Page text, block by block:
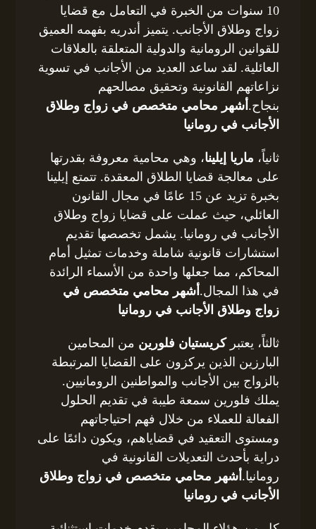
10 سنوات من الخبرة في التعامل مع قضايا
زواج وطلاق الأجانب. يتميز أندريه بفهمه العميق
للقوانين الرومانية والدولية المتعلقة بالعلاقات
العائلية. لقد ساعد العديد من الأجانب في تسوية
نزاعاتهم القانونية وتحقيق مصالحهم
بنجاح. أشهر محامي متخصص في زواج وطلاق
الأجانب في رومانيا
ثانياً، ماريا إيلينا، وهي محامية معروفة بقدرتها
على معالجة قضايا الطلاق المعقدة. تتمتع إيلينا
بخبرة تزيد عن 15 عامًا في مجال القانون
العائلي، حيث عملت على قضايا زواج وطلاق
الأجانب في رومانيا. يشمل تخصصها تقديم
استشارات قانونية شاملة وخدمات تمثيل أمام
المحاكم، مما جعلها واحدة من الأسماء الرائدة
في هذا المجال. أشهر محامي متخصص في
زواج وطلاق الأجانب في رومانيا
ثالثاً، يعتبركريستيان فلورين من المحامين
البارزين الذين يركزون على القضايا المرتبطة
بالزواج بين الأجانب والمواطنين الرومانيين.
يملك فلورين سمعة طيبة في تقديم الحلول
الفعالة للعملاء من خلال فهم احتياجاتهم
ومستوى التعقيد في قضاياهم، ويكون دائمًا على
دراية بأحدث التعديلات القانونية في
رومانيا. أشهر محامي متخصص في زواج وطلاق
الأجانب في رومانيا